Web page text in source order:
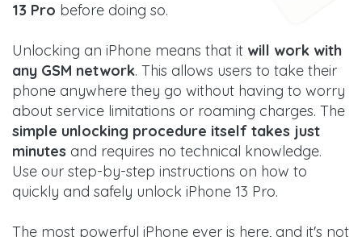
13 Pro before doing so.
Unlocking an iPhone means that it will work with
any GSM network. This allows users to take their
phone anywhere they go without having to worry
about service limitations or roaming charges. The
simple unlocking procedure itself takes just
minutes and requires no technical knowledge.
Use our step-by-step instructions on how to
quickly and safely unlock iPhone 13 Pro.
The most powerful iPhone ever is here, and it's not